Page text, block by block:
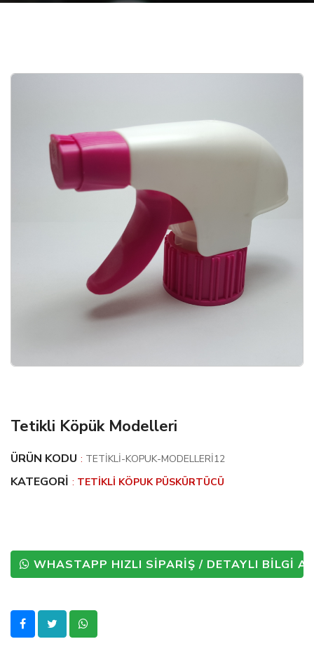
Tetikli Köpük Modelleri
ÜRÜN KODU : TETIKLI-KOPUK-MODELLERI12
KATEGORI : TETIKLI KÖPUK PÜSKÜRTÜCÜ
WHASTAPP HIZLI SİPARİŞ / DETAYLI BİLGİ AL